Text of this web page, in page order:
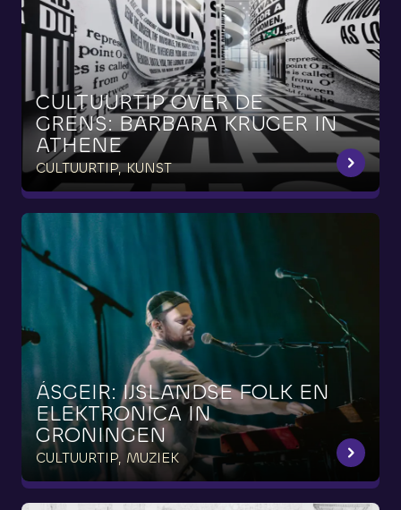
CULTUURTIP OVER DE
GRENS: BARBARA KRUGER IN
ATHENE
CULTUURTIP, KUNST
ÁSGEIR: IJSLANDSE FOLK EN
ELEKTRONICA IN
GRONINGEN
CULTUURTIP, MUZIEK